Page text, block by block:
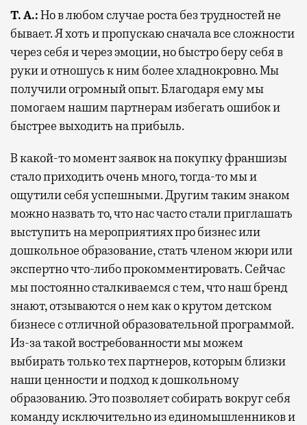
Т. А.:Но в любом случае роста без трудностей не
бывает. Я хоть и пропускаю сначала все сложности
через себя и через эмоции, но быстро беру себя в
руки и отношусь к ним более хладнокровно. Мы
получили огромный опыт. Благодаря ему мы
помогаем нашим партнерам избегать ошибок и
быстрее выходить на прибыль.
В какой-то момент заявок на покупку франшизы
стало приходить очень много, тогда-то мы и
ощутили себя успешными. Другим таким знаком
можно назвать то, что нас часто стали приглашать
выступить на мероприятиях про бизнес или
дошкольное образование, стать членом жюри или
экспертно что-либо прокомментировать. Сейчас
мы постоянно сталкиваемся с тем, что наш бренд
знают, отзываются о нем как о крутом детском
бизнесе с отличной образовательной программой.
Из-за такой востребованности мы можем
выбирать только тех партнеров, которым близки
наши ценности и подход к дошкольному
образованию. Это позволяет собирать вокруг себя
команду исключительно из единомышленников и